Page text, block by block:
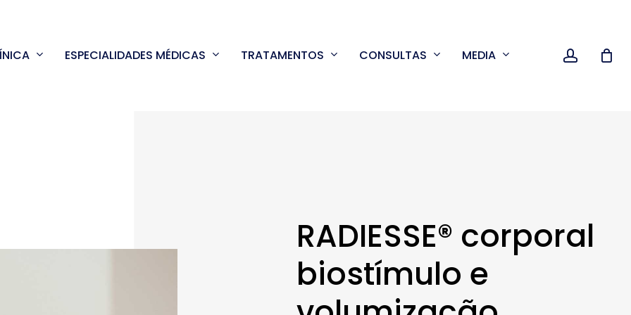
ESPECIALIDADES MÉDICAS TRATAMENTOS CONSULTAS MEDIA
RADIESSE® corporal
biostímulo e